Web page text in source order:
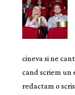
cineva si ne
cand scriem un
redactam o